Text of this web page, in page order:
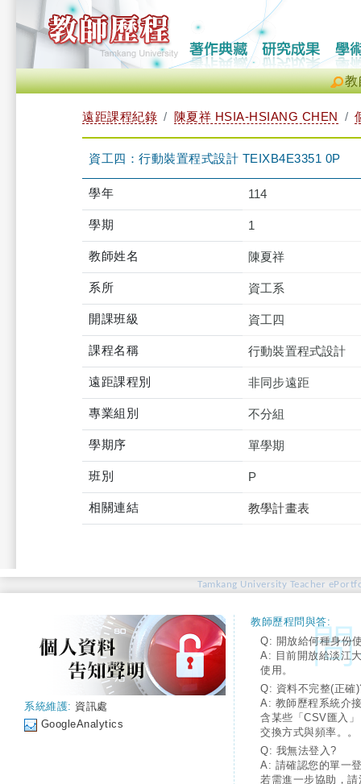
教
遠距課程紀錄 陳夏祥 HSIA-HSIANG CHEN
資工四：行動裝置程式設計 TEIXB4E3351 0P
學年 114
學期 1
教師姓名 陳夏祥
系所 資工系
開課班級 資工四
課程名稱 行動裝置程式設計
遠距課程別 非同步遠距
專業組別 不分組
學期序 單學期
班別 P
相關連結 教學計畫表
Tamkang University Teacher
系統維護: 資訊處
GoogleAnalytics
教師歷程問與答:
Q: 開放給何種身份
A: 目前開放給淡江
使用。
Q: 資料不完整(正確
A: 教師歷程系統介
含某些「CSV匯入
交換方式與頻率。。
Q: 我無法登入?
A: 請確認您的單一
若需進一步協助，